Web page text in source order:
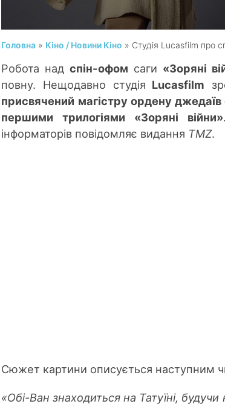
Головна » Кіно / Новини Кіно » Студія Lucasfilm про
Робота надспін-офом саги «Зоряні
повну. Нещодавно студія Lucasfilm
присвячений магістру ордену
першими трилогіями «Зоряні війни»
інформаторів повідомляє видання TMZ.
Сюжет картини описується наступним
«Обі-Ван знаходитьсяна Татуїні,